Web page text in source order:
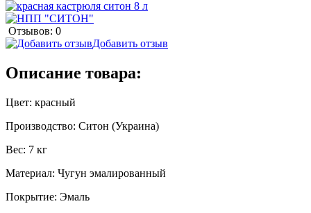
Отзывов: 0
Добавить отзыв
Описание товара:
Цвет: красный
Производство: Ситон (Украина)
Вес: 7 кг
Материал: Чугун эмалированный
Покрытие: Эмаль